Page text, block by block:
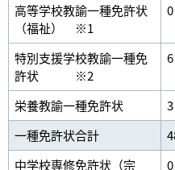
高等学校教諭一種免許状
（福祉） ※1
0
特別支援学校教諭一種免
許状 ※2
6
栄養教諭一種免許状 3
一種免許状合計
中学校専修免許状（宗
0